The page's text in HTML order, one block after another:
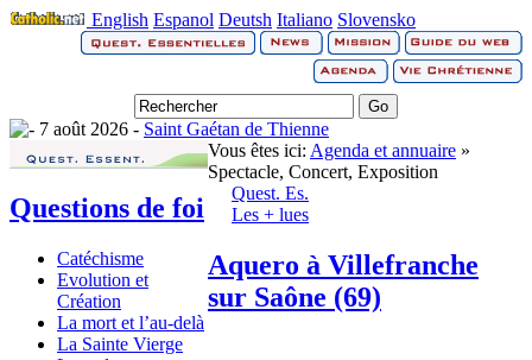
English Espanol Deutsh Italiano Slovensko
7 août 2026 - Saint Gaétan de Thienne
Questions de foi
Catéchisme
Evolution et
Création
La mort et l’au-delà
La Sainte Vierge
Vous êtes ici: Agenda et annuaire »
Spectacle, Concert, Exposition
Quest. Es.
Les + lues
Aquero à Villefranche
sur Saône (69)